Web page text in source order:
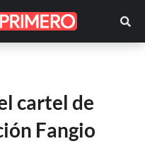
cartel de
Fangio